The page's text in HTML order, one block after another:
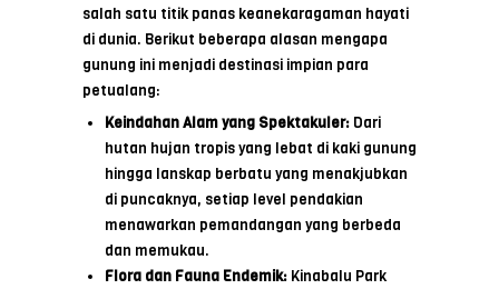
salah satu titik panas keanekaragaman hayati
di dunia. Berikut beberapa alasan mengapa
gunung ini menjadi destinasi impian para
petualang:
Keindahan Alam yang Spektakuler: Dari
hutan hujan tropis yang lebat di kaki gunung
hingga lanskap berbatu yang menakjubkan
di puncaknya, setiap level pendakian
menawarkan pemandangan yang berbeda
dan memukau.
Flora dan Fauna Endemik: Kinabalu Park